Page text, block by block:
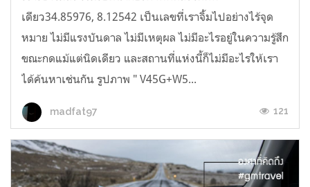
เดียว34.85976, 8.12542 เป็นเลขที่เราจิ้มไปอย่างไร้จุด
หมาย ไม่มีแรงบันดาล ไม่มีเหตุผล ไม่มีอะไรอยู่ในความรู้สึก
ขณะกดแม้แต่นิดเดียว และสถานที่แห่งนี้ก็ไม่มีอะไรให้เรา
ได้ค้นหาเช่นกัน รูปภาพ " V45G+W5...
madfat97 121